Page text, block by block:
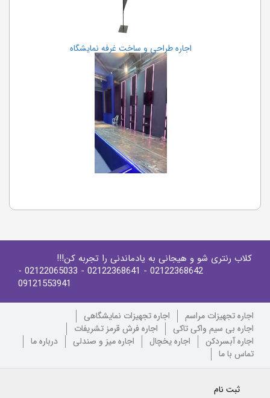
اجاره طراحی و ساخت غرفه نمایشگاه
کلاب رنتری شو و هیجانی به یادماندنی را تجربه کن!!!
02122368642
- 02122368641
- 02122065033
-
09121553941
اجاره تجهیزات مراسم
اجاره تجهیزات نمایشگاهی
اجاره بی سیم واکی تاکی
اجاره فرش قرمز تشریفات
اجاره آبسردکن
اجاره یخچال اجاره میز و صندلی
درباره ما
تماس با ما
ثبت نام